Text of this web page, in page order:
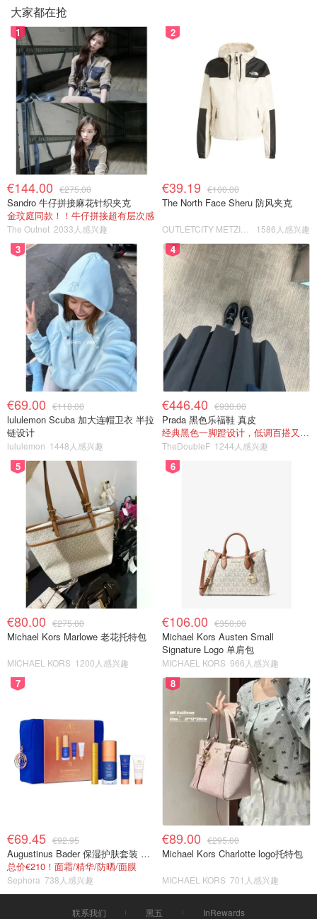
大家都在抢
1
€144.00 €275.00
Sandro 牛仔拼接麻花针织夹克
金玟庭同款！！牛仔拼接超有层次感
The Outnet 2033人感兴趣
2
€39.19 €100.00
The North Face Sheru 防风夹克
1586人感兴趣
3
€69.00 €118.00
lululemon Scuba 加大连帽卫衣 半拉
链设计
lululemon 1448人感兴趣
4
€446.40 €930.00
Prada 黑色乐福鞋 真皮
经典黑色一脚蹬设计，低调百搭又高级
TheDoubleF 1244人感兴趣
5
€80.00 €275.00
Michael Kors Marlowe 老花托特包
MICHAEL KORS 1200人感兴趣
6
€106.00 €350.00
Michael Kors Austen Small
Signature Logo 单肩包
MICHAEL KORS 966人感兴趣
7
€69.45 €92.95
Augustinus Bader 保湿护肤套装 TFC8®
总价€210！面霜/精华/防晒/面膜
Sephora 738人感兴趣
8
€89.00 €295.00
Michael Kors Charlotte logo托特包
MICHAEL KORS 701人感兴趣
联系我们 黑五 InRewards